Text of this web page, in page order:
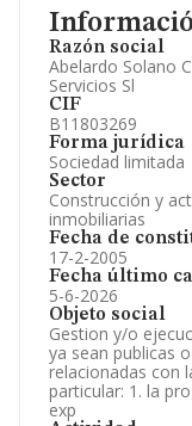
Razón social
Abelardo Solano
Servicios Sl
CIF
B11803269
Forma jurídica
Sociedad limitada
Sector
Construcción y
inmobiliarias
Fecha de
17-2-2005
Fecha último
5-6-2026
Objeto social
Gestion y/o
ya sean publicas
relacionadas con
particular: 1. la
exp
Información